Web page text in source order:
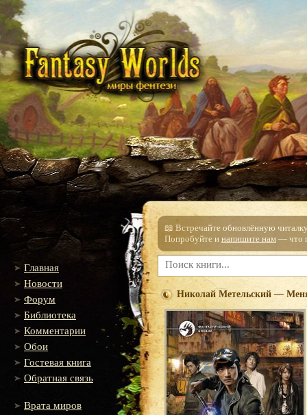
Главная
Новости
Форум
Библиотека
Комментарии
Обои
Гостевая книга
Обратная связь
Врата миров
📖 Встречайте обновлённую
Попробуйте и напишите нам — что
Николай Метельский —